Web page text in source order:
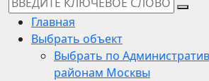
Главная
Выбрать объект
Выбрать по
районам Москвы